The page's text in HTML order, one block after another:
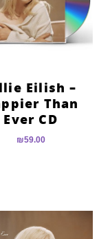
Eilish –
Than
Ever CD
₪59.00